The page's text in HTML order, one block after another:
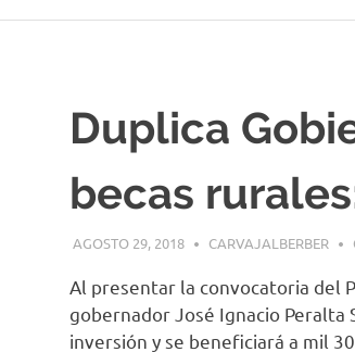
Duplica
becas
AGOSTO 29, 2018 CARVAJALBERBER
Al presentar la convocatoria del
gobernador José Ignacio Peralta
inversión y se beneficiará a mil